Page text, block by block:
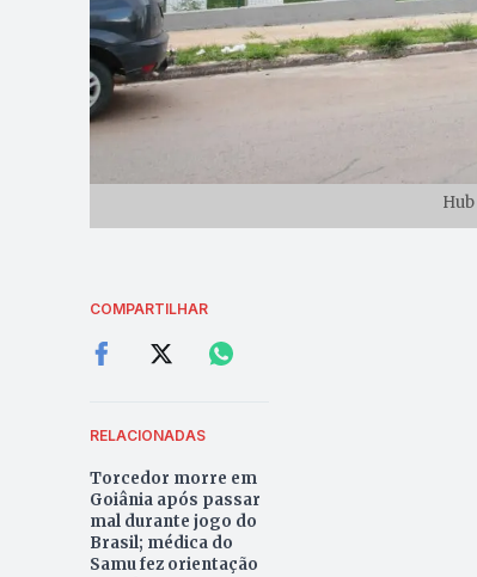
COMPARTILHAR
RELACIONADAS
Torcedor morre em
Goiânia após passar
mal durante jogo do
Brasil; médica do
Samu fez orientação